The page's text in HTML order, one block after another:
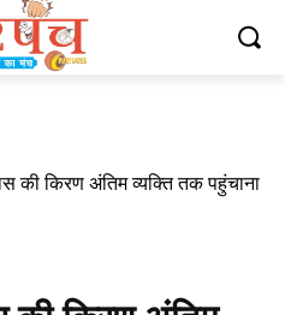
की किरण अंतिम व्यक्ति तक पहुंचाना